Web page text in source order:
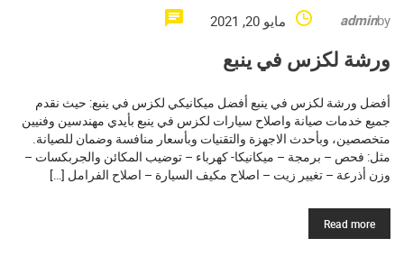
by
admin مايو 20, 2021
ورشة لكزس في ينبع
أفضل ورشة لكزس في ينبع أفضل ميكانيكي لكزس في ينبع: حيث نقدم
جميع خدمات صيانة واصلاح سيارات لكزس في ينبع بأيدي مهندسين وفنيين
متخصصين، وبأحدث الاجهزة والتقنيات وبأسعار منافسة وضمان للصيانة.
مثل: فحص – برمجة – ميكانيكا- كهرباء – توضيب المكائن والجربكسات –
وزن أذرعة – تغيير زيت – اصلاح مكيف السيارة – اصلاح الفرامل […]
Read more